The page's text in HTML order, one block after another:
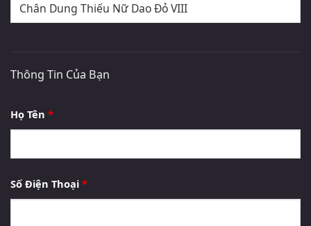
Thông Tin Của Bạn
Họ Tên *
Số Điện Thoại *